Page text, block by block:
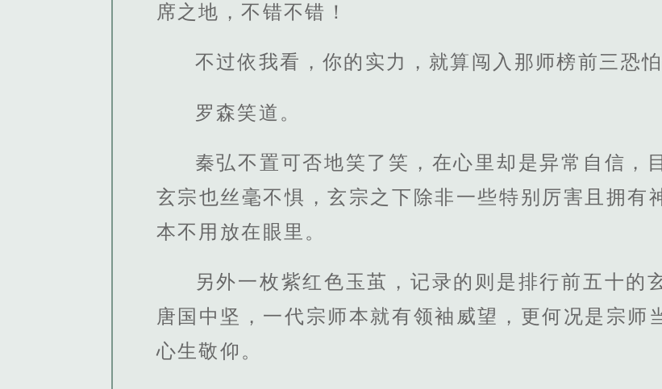
席之地，不错不错！
不过依我看，你的实力，就算闯入那师榜前三恐
罗森笑道。
秦弘不置可否地笑了笑，在心里却是异常自信，
玄宗也丝毫不惧，玄宗之下除非一些特别厉害且拥有
本不用放在眼里。
另外一枚紫红色玉茧，记录的则是排行前五十的
唐国中坚，一代宗师本就有领袖威望，更何况是宗师
心生敬仰。